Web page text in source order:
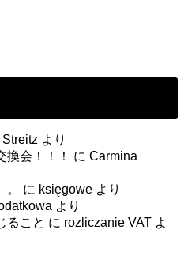
より
換会！！！
に Carmina
に księgowe より
より
ること に rozliczanie VAT よ